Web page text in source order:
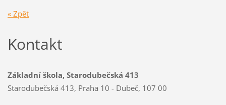
« Zpět
Kontakt
Základní škola, Starodubečská 413
Starodubečská 413, Praha 10 - Dubeč, 107 00